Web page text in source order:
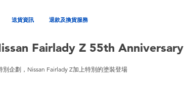
送貨資訊 退款及換貨服務
Fairlady Z 55th Anniversary
企劃，Nissan Fairlady Z加上特別的塗裝登場